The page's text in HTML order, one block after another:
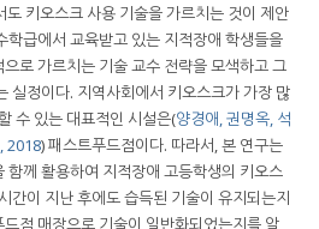
키오스크 사용 기술을 가르치는 것이 제안
학급에서 교육받고 있는 지적장애 학생들을
로 가르치는 기술 교수 전략을 모색하고 그
실정이다. 지역사회에서 키오스크가 가장 많
수 있는 대표적인 시설은(양경애, 권명옥, 석
2018) 패스트푸드점이다. 따라서, 본 연구는
함께 활용하여 지적장애 고등학생의 키오스
간이 지난 후에도 습득된 기술이 유지되는지
점 매장으로 기술이 일반화되었는지를 알